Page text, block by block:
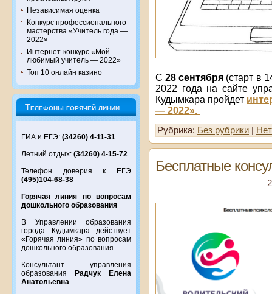
Независимая оценка
Конкурс профессионального
мастерства «Учитель года —
2022»
Интернет-конкурс «Мой
любимый учитель — 2022»
Топ 10 онлайн казино
Телефоны горячей линии
ГИА и ЕГЭ: (34260) 4-11-31
Летний отдых: (34260) 4-15-72
Телефон доверия к ЕГЭ
(495)104-68-38
Горячая линия по вопросам
дошкольного образования
В Управлении образования
города Кудымкара действует
«Горячая линия» по вопросам
дошкольного образования.
Консультант управления
образования
Радчук Елена
Анатольевна
С28 сентября (старт в
2022 года на сайте
Кудымкара пройдет
— 2022».
Рубрика: Без рубрики
Бесплатные